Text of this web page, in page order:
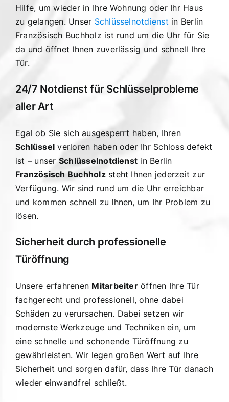
Hilfe, um wieder in Ihre Wohnung oder Ihr Haus
zu gelangen. Unser Schlüsselnotdienst in Berlin
Französisch Buchholz ist rund um die Uhr für Sie
da und öffnet Ihnen zuverlässig und schnell Ihre
Tür.
24/7 Notdienst für Schlüsselprobleme
aller Art
Egal ob Sie sich ausgesperrt haben, Ihren
Schlüssel verloren haben oder Ihr Schloss defekt
ist – unser Schlüsselnotdienst in Berlin
Französisch Buchholzsteht Ihnen jederzeit zur
Verfügung. Wir sind rund um die Uhr erreichbar
und kommen schnell zu Ihnen, um Ihr Problem zu
lösen.
Sicherheit durch professionelle
Türöffnung
Unsere erfahrenen Mitarbeiteröffnen Ihre Tür
fachgerecht und professionell, ohne dabei
Schäden zu verursachen. Dabei setzen wir
modernste Werkzeuge und Techniken ein, um
eine schnelle und schonende Türöffnung zu
gewährleisten. Wir legen großen Wert auf Ihre
Sicherheit und sorgen dafür, dass Ihre Tür danach
wieder einwandfrei schließt.